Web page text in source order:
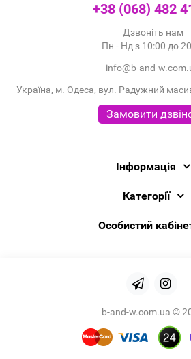
+38 (068) 482
Дзвоніть нам
Пн - Нд з 10:00 до
info@b-and-
Україна, м. Одеса, вул. Радужний
Замовити
Інформація
Категорії
Особистий
b-and-w.com.ua ©